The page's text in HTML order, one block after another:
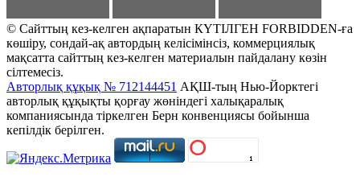
© Сайттың кез-келген ақпаратын КҮТІЛГЕН FORBIDDEN-ға
көшіру, сондай-ақ автордың келісімінсіз, коммерциялық
мақсатта сайттың кез-келген материалын пайдалану көзін
сілтемесіз.
Авторлық құқық № 712144451 АҚШ-тың Нью-Йорктегі
авторлық құқықты қорғау жөніндегі халықаралық
компаниясында тіркелген Берн конвенциясы бойынша
кепілдік берілген.